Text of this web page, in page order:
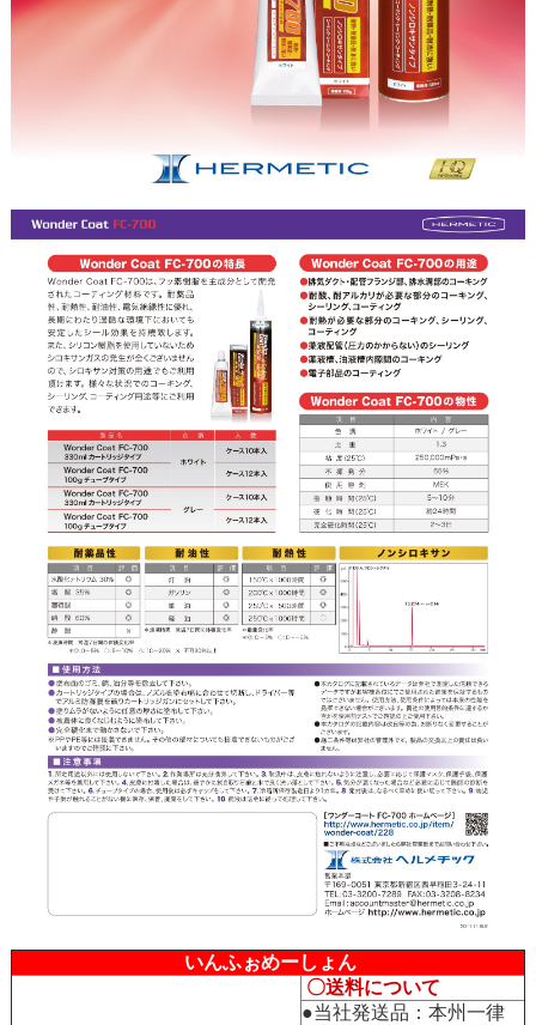
いんふぉめーしょん
〇送料について
●当社発送品：本州一律